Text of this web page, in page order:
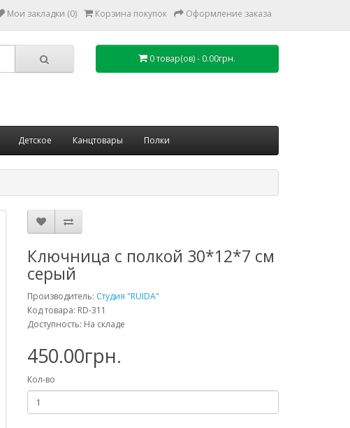
Мои закладки (0) Корзина покупок Оформление заказа
0 товар(ов) - 0.00грн.
Детское Канцтовары Полки
Ключница с полкой 30*12*7 см
серый
Производитель: Студия "RUIDA"
Код товара: RD-311
Доступность: На складе
450.00грн.
Кол-во